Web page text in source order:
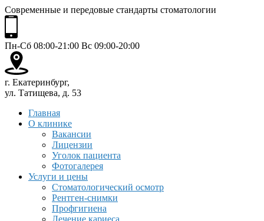
Современные и передовые стандарты стоматологии
Пн-Сб 08:00-21:00 Вс 09:00-20:00
г. Екатеринбург,
ул. Татищева, д. 53
Главная
О клинике
Вакансии
Лицензии
Уголок пациента
Фотогалерея
Услуги и цены
Стоматологический осмотр
Рентген-снимки
Профгигиена
Лечение кариеса